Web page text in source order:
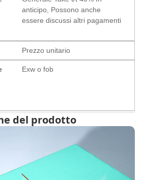
anticipo, Possono anche
essere discussi altri pagamenti
Prezzo unitario
Exw o fob
del prodotto